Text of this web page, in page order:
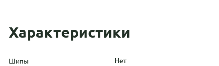
Характеристики
Шипы Нет